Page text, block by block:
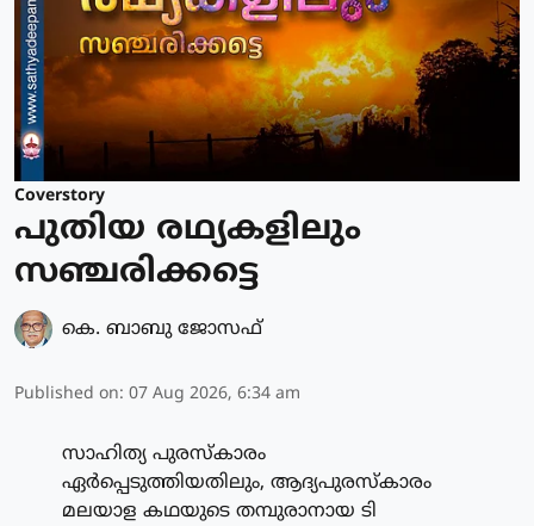
Coverstory
പുതിയ രഥ്യകളിലും
സഞ്ചരിക്കട്ടെ
കെ. ബാബു ജോസഫ്
Published on: 07 Aug 2026, 6:34 am
സാഹിത്യ പുരസ്കാരം
ഏർപ്പെടുത്തിയതിലും, ആദ്യപുരസ്കാരം
മലയാള കഥയുടെ തമ്പുരാനായ ടി